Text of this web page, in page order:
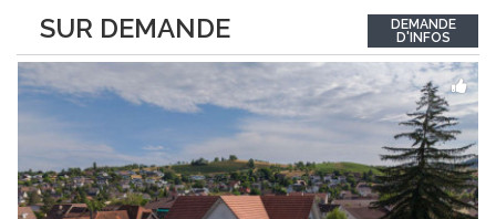
SUR DEMANDE
outdoor spaces bathed in greenery. The bedrooms also have
direct access to the outdoors, offering...
DEMANDE
D'INFOS